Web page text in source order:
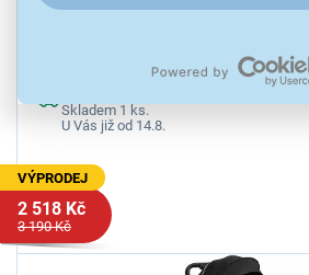
Sportovní kočárek, pro děti od 6m+,
Skladem 1 ks.
U Vás již od 14.8.
VÝPRODEJ
2 518 Kč
3 190 Kč